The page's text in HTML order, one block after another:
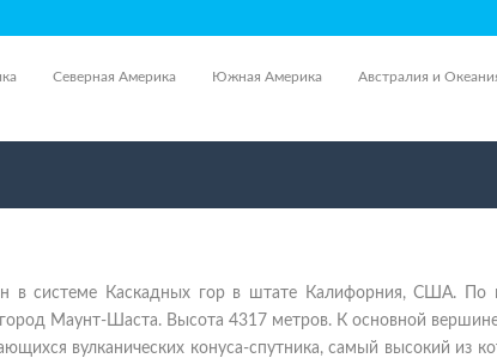
Северная Америка Южная Америка Австралия и
в системе Каскадных гор в штате Калифорния, США. По
Маунт-Шаста. Высота 4317 метров. К основной
вулканических конуса-спутника, самый высокий из